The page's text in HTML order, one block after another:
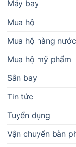
Máy bay
Mua hộ
Mua hộ hàng
Mua hộ mỹ phẩm
Sân bay
Tin tức
Tuyển dụng
Vận chuyển bàn